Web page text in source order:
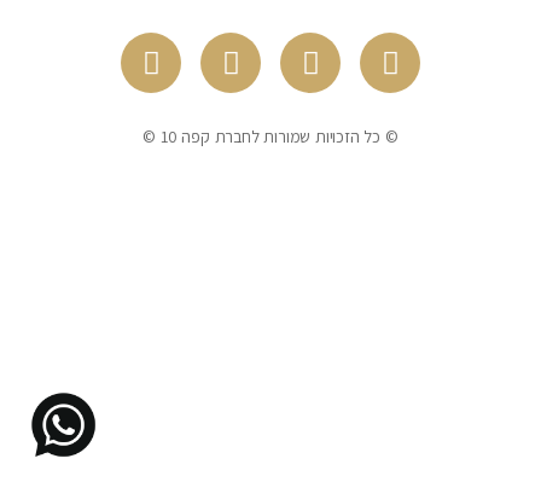
© כל הזכויות שמורות לחברת קפה 10 ©